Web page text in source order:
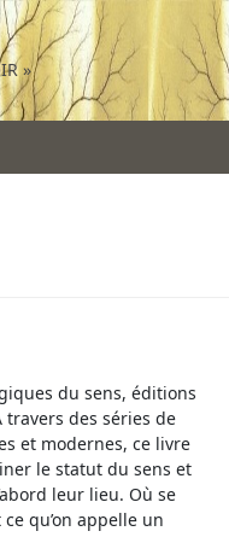
»
du sens, éditions
des séries de
et modernes, ce livre
le statut du sens et
leur lieu. Où se
qu’on appelle un